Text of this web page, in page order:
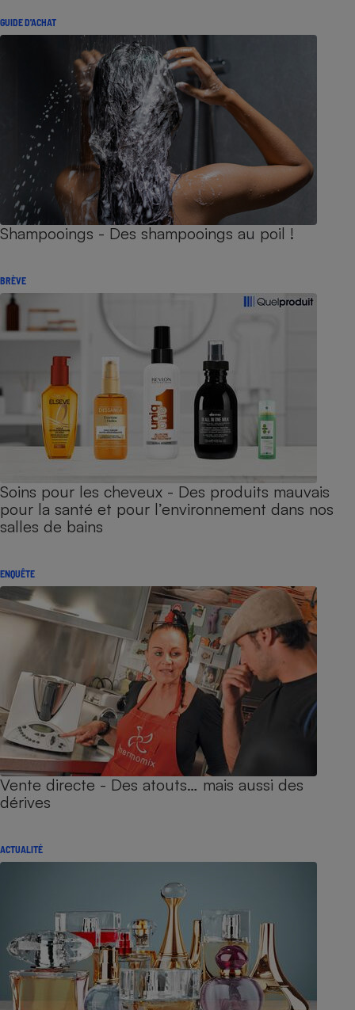
GUIDE D'ACHAT
Shampooings - Des shampooings au poil !
BRÈVE
Soins pour les cheveux - Des produits mauvais
pour la santé et pour l’environnement dans nos
salles de bains
ENQUÊTE
Vente directe - Des atouts… mais aussi des
dérives
ACTUALITÉ